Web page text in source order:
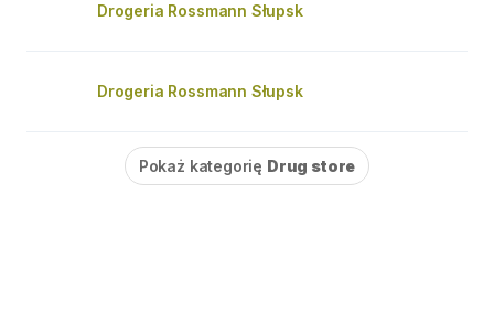
Drogeria Rossmann Słupsk
Drogeria Rossmann Słupsk
Pokaż kategorię Drug store